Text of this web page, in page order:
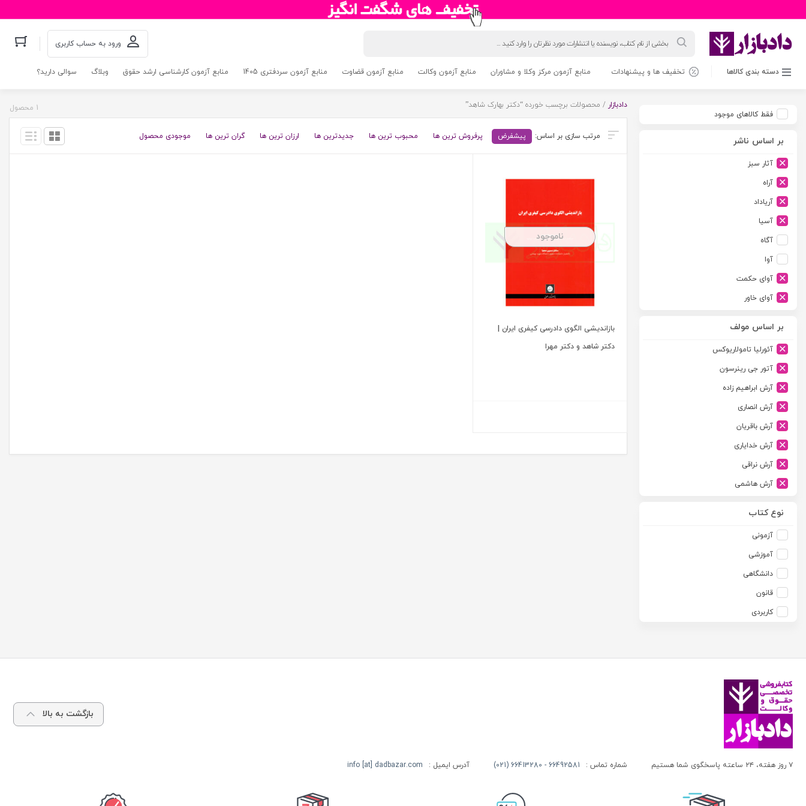
محصولات ورود به حساب کاربری
دسته بندی کالاها تخفیف ها و پیشنهادات منابع آزمون مرکز وکلا و مشاوران منابع آزمون وکالت منابع آزمون قضاوت منابع آزمون سردفتری 1405 منابع آزمون کارشناسی ارشد حقوق وبلاگ سوالی دارید؟
فقط کالاهای موجود
بر اساس ناشر
آثار سبز
آراه
آریاداد
آسیا
آگاه
آوا
آوای حکمت
آوای خاور
آیدین
ارجمند
ارسطو
ارشد
اسلامیه
اشکان
اطلاعات
امجد
امید انقلاب
بنگاه ترجمه و نشر کتاب پارسه
بهتاب
بهنامی
بهینه
بر اساس مولف
آئورلیا تامولاریوکس
آتور جی رینرسون
آرش ابراهیم زاده
آرش انصاری
آرش باقریان
آرش خدایاری
آرش نراقی
آرش هاشمی
آزاده صادقی
آزیتا قربانی رحیم
آلبرت ون دایسی
آلن ردفرن
آمنه باخدا
آنتونی آگوس
آندره لگراند
آندره مارمور
آندریاس کاکینیس
آیت الله العظمی سید ابوالقاسم خوئی
نوع کتاب
آزمونی
آموزشی
دانشگاهی
قانون
کاربردی
دادبازار / محصولات برچسب خورده “دکتر بهارک شاهد” 1 محصول
پیشفرض پرفروش ترین ها محبوب ترین ها جدیدترین ها ارزان ترین ها گران ترین ها موجودی محصول
ناموجود
بازاندیشی الگوی دادرسی کیفری ایران |
دکتر شاهد و دکتر مهرا
بازگشت به بالا
۷ روز هفته، ۲۴ ساعته پاسخگوی شما هستیم شماره تماس : 66492581 - 66413280 (021) آدرس ایمیل : info [at] dadbazar.com